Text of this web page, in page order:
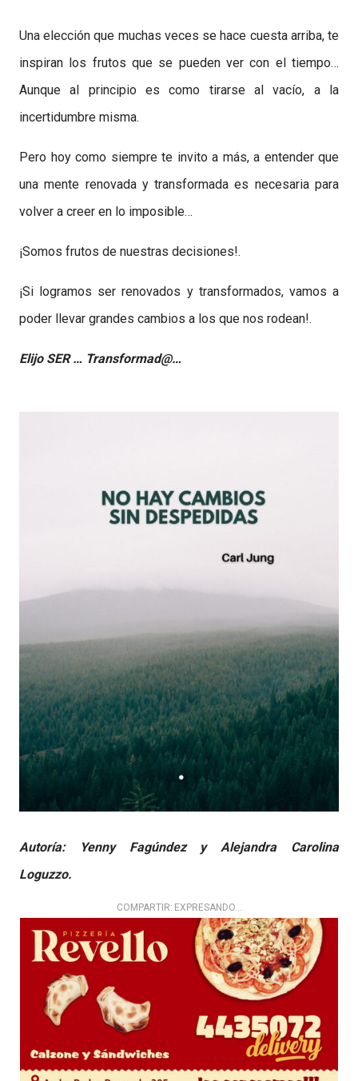
Una elección que muchas veces se hace cuesta arriba, te
inspiran los frutos que se pueden ver con el tiempo…
Aunque al principio es como tirarse al vacío, a la
incertidumbre misma.
Pero hoy como siempre te invito a más, a entender que
una mente renovada y transformada es necesaria para
volver a creer en lo imposible…
¡Somos frutos de nuestras decisiones!.
¡Si logramos ser renovados y transformados, vamos a
poder llevar grandes cambios a los que nos rodean!.
Elijo SER … Transformad@…
Autoría: Yenny Fagúndez y Alejandra Carolina
Loguzzo.
COMPARTIR: EXPRESANDO…